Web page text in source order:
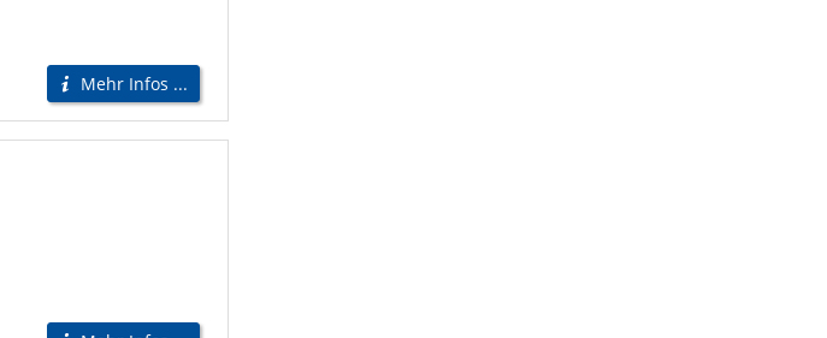
Mehr Infos ...